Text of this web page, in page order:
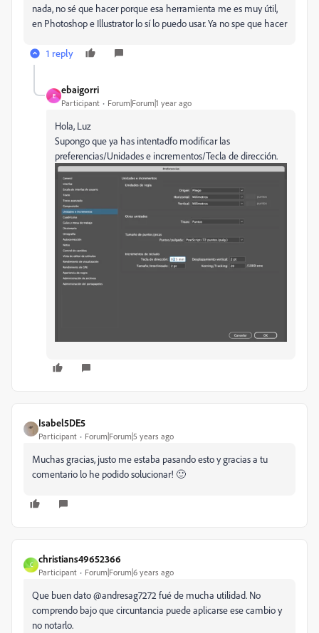
nada, no sé que hacer porque esa herramienta me es muy útil,
en Photoshop e Illustrator lo sí lo puedo usar. Ya no spe que hacer
1 reply
E
ebaigorri
Participant Forum|Forum|1 year ago
Hola, Luz
Supongo que ya has intentadfo modificar las
preferencias/Unidades e incrementos/Tecla de dirección.
Isabel5DE5
Participant Forum|Forum|5 years ago
Muchas gracias, justo me estaba pasando esto y gracias a tu
comentario lo he podido solucionar! 🙂
C
christians49652366
Participant Forum|Forum|6 years ago
Que buen dato @andresag7272 fué de mucha utilidad. No
comprendo bajo que circuntancia puede aplicarse ese cambio y
no notarlo.